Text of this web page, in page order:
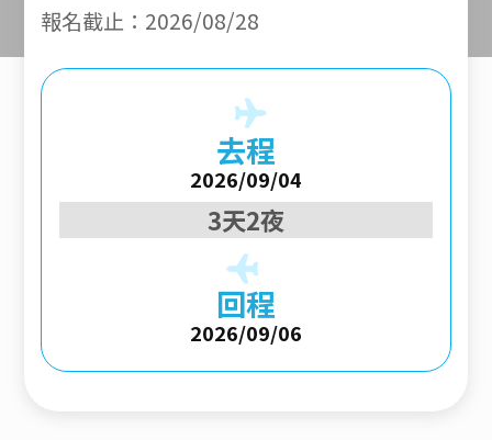
報名截止：2026/08/28
去程
2026/09/04
3天2夜
回程
2026/09/06